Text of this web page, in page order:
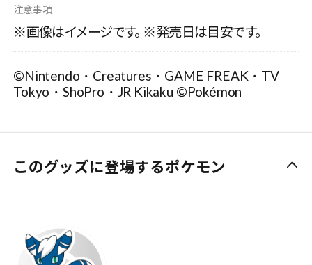
注意事項
※画像はイメージです。 ※発売日は目安です。
©Nintendo・Creatures・GAME FREAK・TV
Tokyo・ShoPro・JR Kikaku ©Pokémon
このグッズに登場するポケモン